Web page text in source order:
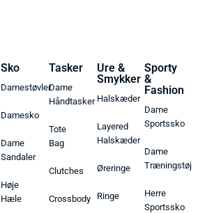
Sko
Damestøvler
Damesko
Dame
Sandaler
Høje
Hæle
Tasker
Dame
Håndtasker
Tote
Bag
Clutches
Crossbody
Ure &
Smykker
Halskæder
Layered
Halskæder
Øreringe
Ringe
Sporty
&
Fashion
Dame
Sportssko
Dame
Træningstøj
Herre
Sportssko